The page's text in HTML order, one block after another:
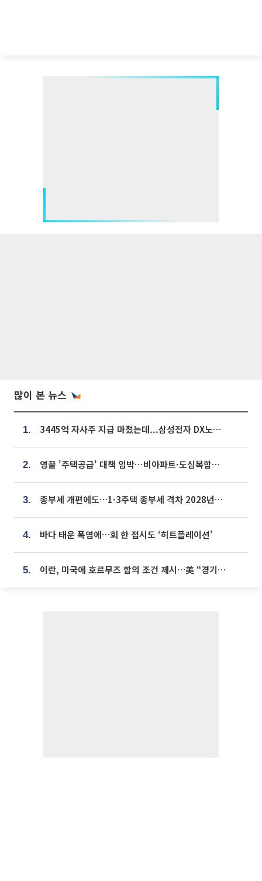
많이 본 뉴스
1. 3445억 자사주 지급 마쳤는데...삼성전자 DX노조, 뒤늦은 '떼쓰기 집회'
2. 영끌 '주택공급' 대책 임박⋯비아파트·도심복합까지 총동원
3. 종부세 개편에도…1·3주택 종부세 격차 2028년부터 확대
4. 바다 태운 폭염에…회 한 접시도 ‘히트플레이션’
5. 이란, 미국에 호르무즈 합의 조건 제시…美 “경기 아직 안 끝나” [종합]